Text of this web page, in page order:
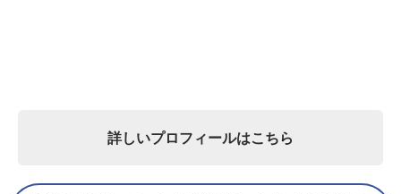
詳しいプロフィールはこちら